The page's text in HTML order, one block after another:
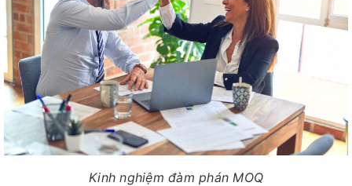
Kinh nghiệm đàm phán MOQ